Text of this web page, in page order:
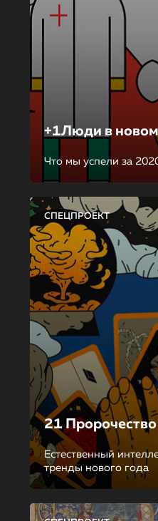
+1Люди в новом
Что мы успели за
СПЕЦПРОЕКТ
21
Естественный
тренды нового года